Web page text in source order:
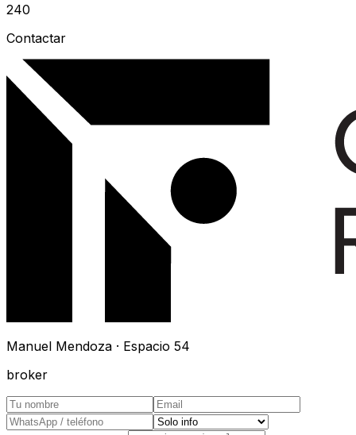
240
Contactar
Manuel Mendoza · Espacio 54
broker